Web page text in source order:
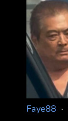
Faye88 ·